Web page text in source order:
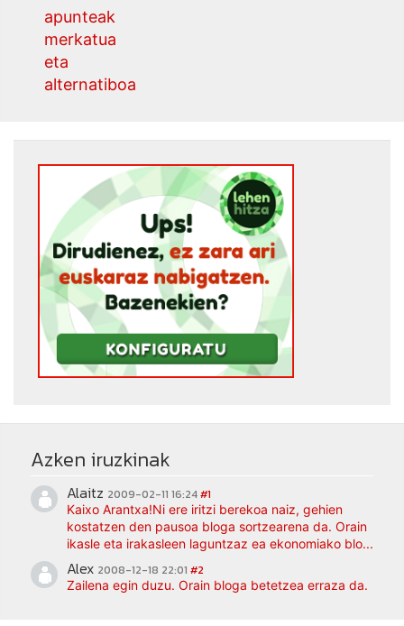
apunteak
merkatua
eta
alternatiboa
Azken iruzkinak
Alaitz 2009-02-11 16:24#1
Kaixo Arantxa!Ni ere iritzi berekoa naiz, gehien
kostatzen den pausoa bloga sortzearena da. Orain
ikasle eta irakasleen laguntzaz ea ekonomiako blo...
Alex 2008-12-18 22:01 #2
Zailena egin duzu. Orain bloga betetzea erraza da.